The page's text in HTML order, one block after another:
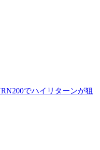
でハイリターンが狙